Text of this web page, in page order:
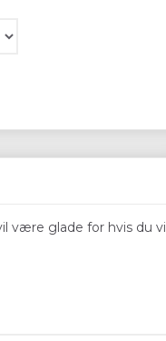
være glade for hvis du vil